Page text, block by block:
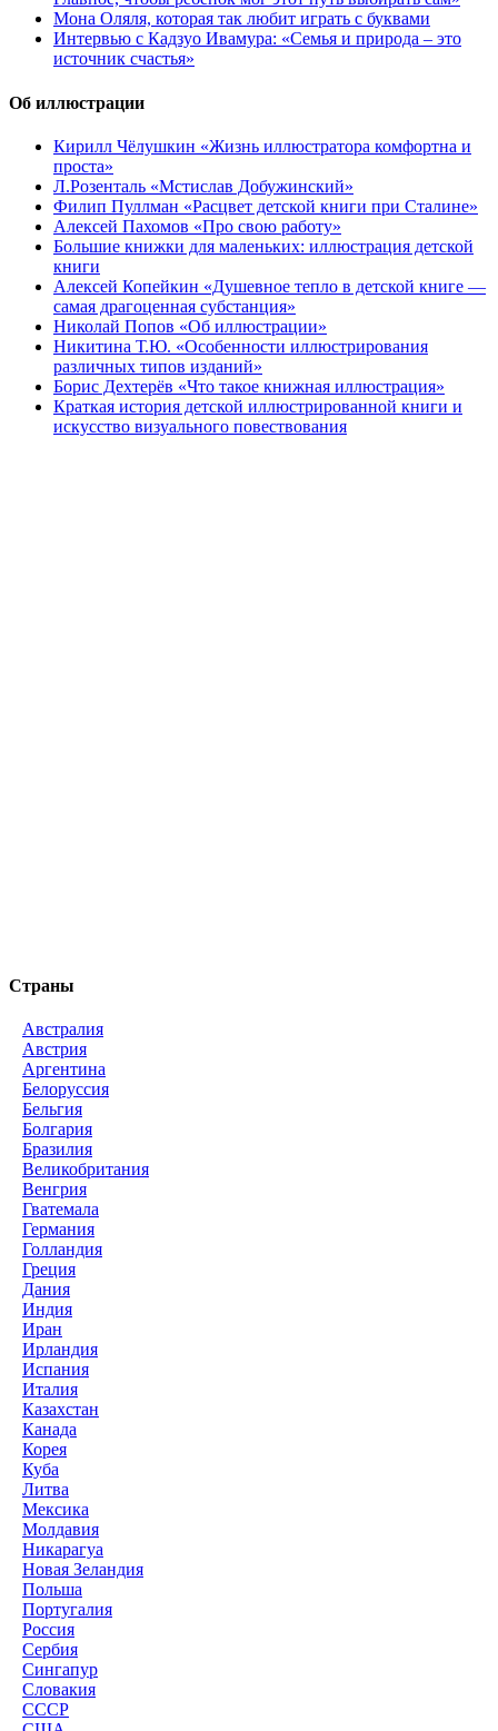
Мона Оляля, которая так любит играть с буквами
Интервью с Кадзуо Ивамура: «Семья и природа – это
источник счастья»
Об иллюстрации
Кирилл Чёлушкин «Жизнь иллюстратора комфортна и
проста»
Л.Розенталь «Мстислав Добужинский»
Филип Пуллман «Расцвет детской книги при Сталине»
Алексей Пахомов «Про свою работу»
Большие книжки для маленьких: иллюстрация детской
книги
Алексей Копейкин «Душевное тепло в детской книге —
самая драгоценная субстанция»
Николай Попов «Об иллюстрации»
Никитина Т.Ю. «Особенности иллюстрирования
различных типов изданий»
Борис Дехтерёв «Что такое книжная иллюстрация»
Краткая история детской иллюстрированной книги и
искусство визуального повествования
Страны
Австралия
Австрия
Аргентина
Белоруссия
Бельгия
Болгария
Бразилия
Великобритания
Венгрия
Гватемала
Германия
Голландия
Греция
Дания
Индия
Иран
Ирландия
Испания
Италия
Казахстан
Канада
Корея
Куба
Литва
Мексика
Молдавия
Никарагуа
Новая Зеландия
Польша
Португалия
Россия
Сербия
Сингапур
Словакия
СССР